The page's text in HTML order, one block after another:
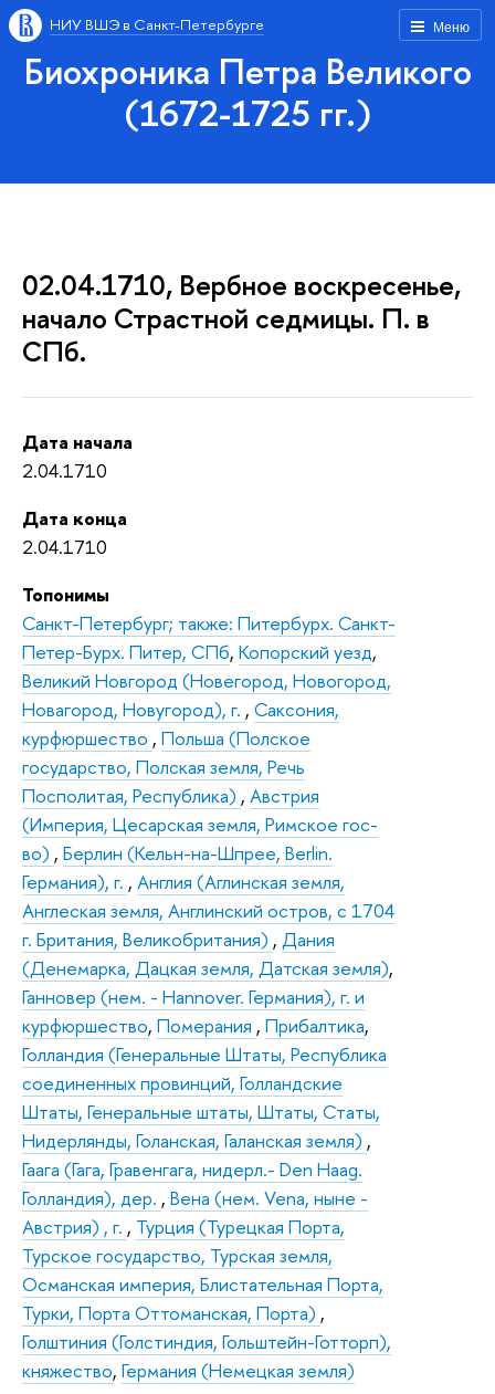
Меню
НИУ ВШЭ в Санкт-Петербурге
Биохроника Петра Великого
(1672-1725 гг.)
02.04.1710, Вербное воскресенье,
начало Страстной седмицы. П. в
СПб.
Дата начала
2.04.1710
Дата конца
2.04.1710
Топонимы
Санкт-Петербург; также: Питербурх. Санкт-
Петер-Бурх. Питер, СПб, Копорский уезд,
Великий Новгород (Новегород, Новогород,
Новагород, Новугород), г. , Саксония,
курфюршество , Польша (Полское
государство, Полская земля, Речь
Посполитая, Республика) , Австрия
(Империя, Цесарская земля, Римское гос-
во) , Берлин (Кельн-на-Шпрее, Berlin.
Германия), г. , Англия (Аглинская земля,
Англеская земля, Англинский остров, с 1704
г. Британия, Великобритания) , Дания
(Денемарка, Дацкая земля, Датская земля),
Ганновер (нем. - Hannover. Германия), г. и
курфюршество, Померания , Прибалтика,
Голландия (Генеральные Штаты, Республика
соединенных провинций, Голландские
Штаты, Генеральные штаты, Штаты, Статы,
Нидерлянды, Голанская, Галанская земля) ,
Гаага (Гага, Гравенгага, нидерл.- Den Haag.
Голландия), дер. , Вена (нем. Vena, ныне -
Австрия) , г. , Турция (Турецкая Порта,
Турское государство, Турская земля,
Османская империя, Блистательная Порта,
Турки, Порта Оттоманская, Порта) ,
Голштиния (Голстиндия, Гольштейн-Готторп),
княжество, Германия (Немецкая земля)